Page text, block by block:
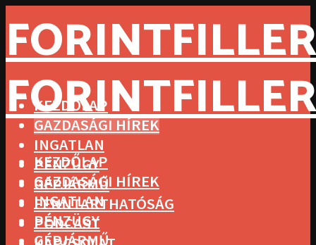
KEZDŐLAP
GAZDASÁGI HÍREK
INGATLAN
PÉNZÜGY
GÉPJÁRMŰ
FENNTARTHATÓSÁG
PODCAST
KEZDŐLAP
GAZDASÁGI HÍREK
INGATLAN
PÉNZÜGY
GÉPJÁRMŰ